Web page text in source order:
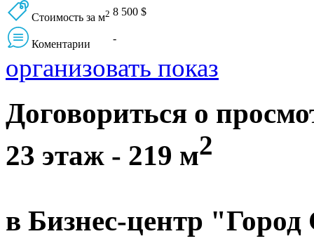
Стоимость за м2 8 500 $
Коментарии -
организовать показ
Договориться о
23 этаж - 219 м2
в Бизнес-центр